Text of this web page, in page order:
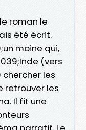
roman le
été écrit.
moine qui,
(vers
les
retrouver les
Il fit une